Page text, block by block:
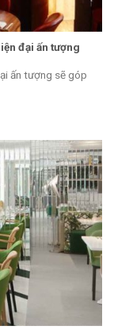
đại ấn tượng
ấn tượng sẽ góp